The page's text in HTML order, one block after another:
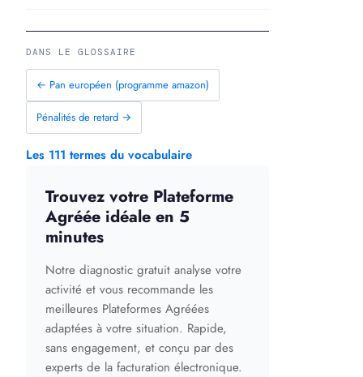
DANS LE GLOSSAIRE
← Pan européen (programme amazon)
Pénalités de retard →
Les 111 termes du vocabulaire
Trouvez votre Plateforme
Agréée idéale en 5
minutes
Notre diagnostic gratuit analyse votre
activité et vous recommande les
meilleures Plateformes Agréées
adaptées à votre situation. Rapide,
sans engagement, et conçu par des
experts de la facturation électronique.